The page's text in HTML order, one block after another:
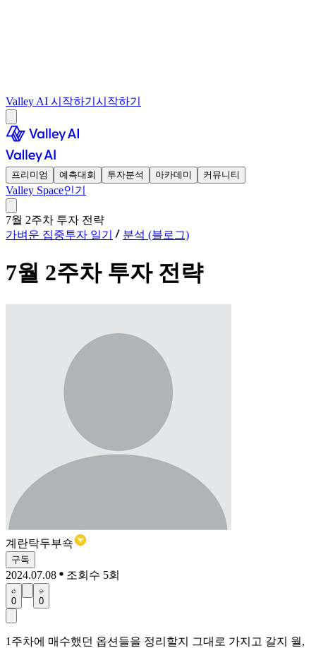
Valley AI 시작하기 시작하기
프리미엄 예측대회 투자분석 아카데미 커뮤니티
Valley Space인기
7월 2주차 투자 전략
가벼운 집중투자 일기
분석 (블로그)
7월 2주차 투자 전략
계란탁두부쇽
구독
2024.07.08 조회수 5회
0 0
1주차에 매수했던 옵션들을 정리할지 그대로 가지고 갈지 월,